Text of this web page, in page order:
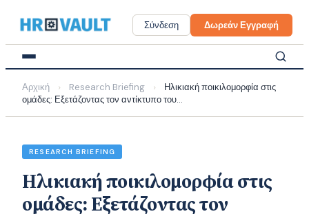
content
Σύνδεση Δωρεάν Εγγραφή
Αρχική › Research Briefing ›
Ηλικιακή ποικιλομορφία στις
ομάδες: Εξετάζοντας τον αντίκτυπο του...
RESEARCH BRIEFING
Ηλικιακή ποικιλομορφία στις
ομάδες: Εξετάζοντας τον